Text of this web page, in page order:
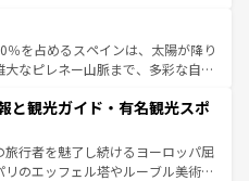
い田園風景やアマルフィ海岸の絶
せない。観光の合間には、本場の
のイタリア料理を堪能することも
、忘れられない旅をしてみよう！
報は
％を占めるスペインは、太陽が降り
なピレネー山脈まで、多彩な自然
、情熱的なフラメンコ、熱気あふ
いタパスが生活の一部となってい
練された雰囲気や、バルセロナの
、地方では古代ローマ遺跡や中世
と観光ガイド・有名観光スポ
旅行者を魅了し続けるヨーロッパ屈
のエッフェル塔やルーブル美術館